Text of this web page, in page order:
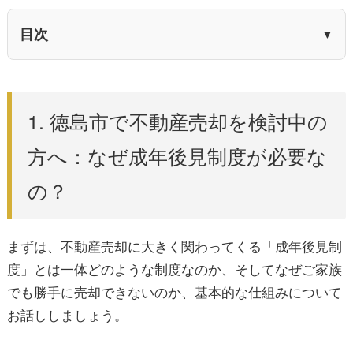
目次
そもそも「成年後見制度」とは？どのような制
度？
ご家族でも勝手に実家を売却できない理由
「徳島市 不動産売却 相続」で直面するお悩みと
制度の関連性
1. 徳島市で不動産売却を検討中の
方へ：なぜ成年後見制度が必要な
の？
まずは、不動産売却に大きく関わってくる「成年後見制
度」とは一体どのような制度なのか、そしてなぜご家族
でも勝手に売却できないのか、基本的な仕組みについて
お話ししましょう。